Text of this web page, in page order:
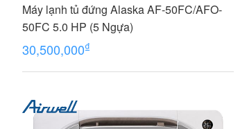
Máy lạnh tủ đứng Alaska AF-50FC/AFO-
50FC 5.0 HP (5 Ngựa)
30,500,000₫